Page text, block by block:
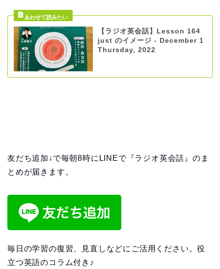
【ラジオ英会話】Lesson 164
just のイメージ - December 1
Thursday, 2022
友だち追加↓で毎朝8時にLINEで『ラジオ英会話』のま
とめが届きます。
毎日の学習の復習、見直しなどにご活用ください。役
立つ英語のコラム付き♪